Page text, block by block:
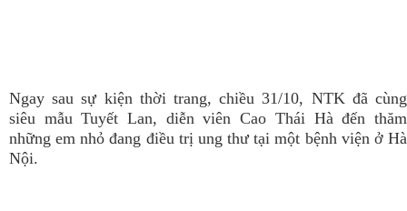
Ngay sau sự kiện thời trang, chiều 31/10, NTK đã cùng
siêu mẫu Tuyết Lan, diễn viên Cao Thái Hà đến thăm
những em nhỏ đang điều trị ung thư tại một bệnh viện ở Hà
Nội.